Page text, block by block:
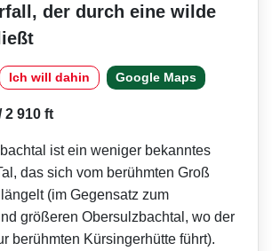
der durch eine wilde
Ich will dahin Google Maps
2 910 ft
ist ein weniger bekanntes
das sich vom berühmten Groß
(im Gegensatz zum
größeren Obersulzbachtal, wo der
berühmten Kürsingerhütte führt).